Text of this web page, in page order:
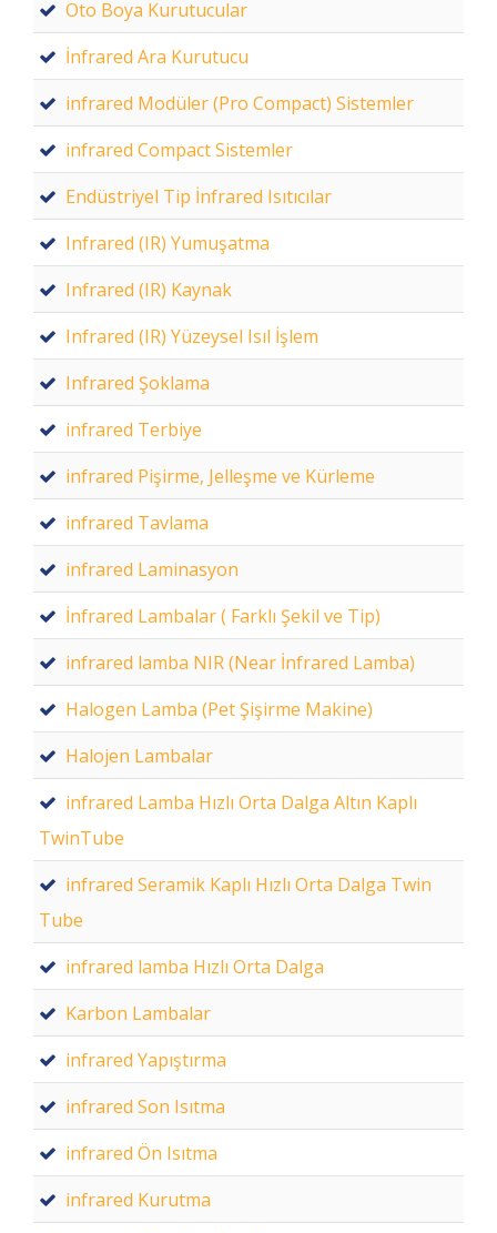
Oto Boya Kurutucular
İnfrared Ara Kurutucu
infrared Modüler (Pro Compact) Sistemler
infrared Compact Sistemler
Endüstriyel Tip İnfrared Isıtıcılar
Infrared (IR) Yumuşatma
Infrared (IR) Kaynak
Infrared (IR) Yüzeysel Isıl İşlem
Infrared Şoklama
infrared Terbiye
infrared Pişirme, Jelleşme ve Kürleme
infrared Tavlama
infrared Laminasyon
İnfrared Lambalar ( Farklı Şekil ve Tip)
infrared lamba NIR (Near İnfrared Lamba)
Halogen Lamba (Pet Şişirme Makine)
Halojen Lambalar
infrared Lamba Hızlı Orta Dalga Altın Kaplı
TwinTube
infrared Seramik Kaplı Hızlı Orta Dalga Twin
Tube
infrared lamba Hızlı Orta Dalga
Karbon Lambalar
infrared Yapıştırma
infrared Son Isıtma
infrared Ön Isıtma
infrared Kurutma